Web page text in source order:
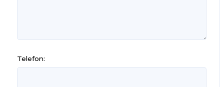
Telefon: